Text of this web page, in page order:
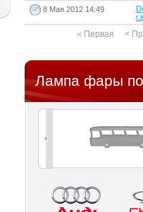
8 Мая 2012 14:49
« Первая <
Лампа фары